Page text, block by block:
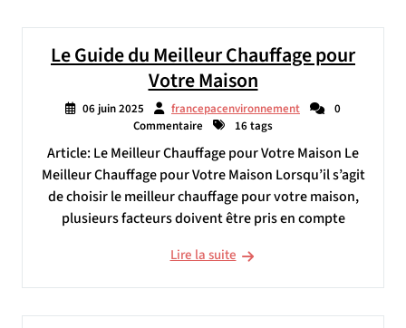
Le Guide du Meilleur Chauffage pour
Votre Maison
06 juin 2025 francepacenvironnement
0
Commentaire
16 tags
Article: Le Meilleur Chauffage pour Votre Maison Le
Meilleur Chauffage pour Votre Maison Lorsqu’il s’agit
de choisir le meilleur chauffage pour votre maison,
plusieurs facteurs doivent être pris en compte
Lire la suite